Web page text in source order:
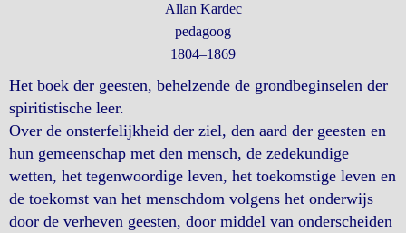
Allan Kardec
pedagoog
1804–1869
Het boek der geesten, behelzende de grondbeginselen der
spiritistische leer.
Over de onsterfelijkheid der ziel, den aard der geesten en
hun gemeenschap met den mensch, de zedekundige
wetten, het tegenwoordige leven, het toekomstige leven en
de toekomst van het menschdom volgens het onderwijs
door de verheven geesten, door middel van onderscheiden